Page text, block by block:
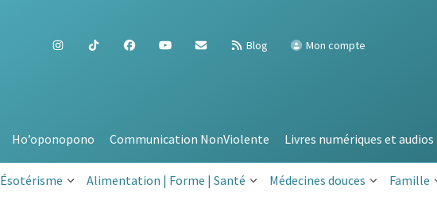
Blog Mon compte
Ho’oponopono Communication NonViolente Livres numériques et audios
Ésotérisme Alimentation | Forme | Santé Médecines douces Famille